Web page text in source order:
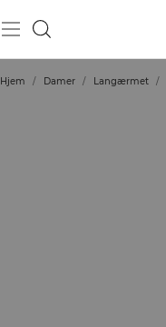
Hjem / Damer / Langærmet /